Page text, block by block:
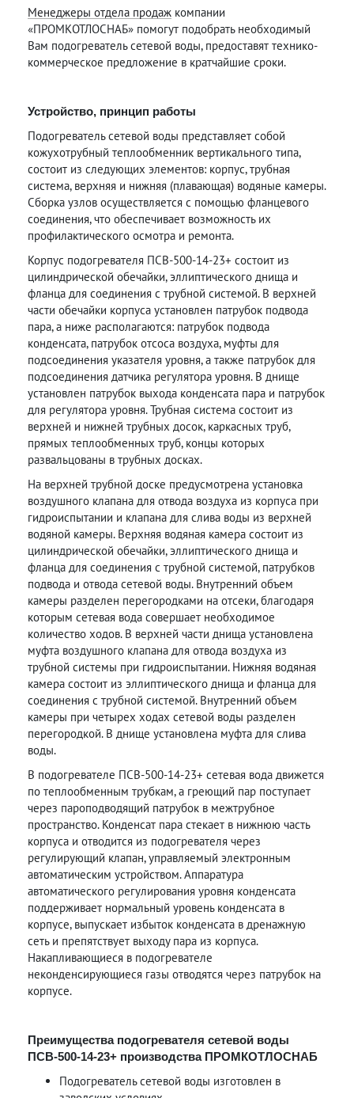
Менеджеры отдела продаж компании
«ПРОМКОТЛОСНАБ» помогут подобрать необходимый
Вам подогреватель сетевой воды, предоставят технико-
коммерческое предложение в кратчайшие сроки.
Устройство, принцип работы
Подогреватель сетевой воды представляет собой
кожухотрубный теплообменник вертикального типа,
состоит из следующих элементов: корпус, трубная
система, верхняя и нижняя (плавающая) водяные камеры.
Сборка узлов осуществляется с помощью фланцевого
соединения, что обеспечивает возможность их
профилактического осмотра и ремонта.
Корпус подогревателя ПСВ-500-14-23+ состоит из
цилиндрической обечайки, эллиптического днища и
фланца для соединения с трубной системой. В верхней
части обечайки корпуса установлен патрубок подвода
пара, а ниже располагаются: патрубок подвода
конденсата, патрубок отсоса воздуха, муфты для
подсоединения указателя уровня, а также патрубок для
подсоединения датчика регулятора уровня. В днище
установлен патрубок выхода конденсата пара и патрубок
для регулятора уровня. Трубная система состоит из
верхней и нижней трубных досок, каркасных труб,
прямых теплообменных труб, концы которых
развальцованы в трубных досках.
На верхней трубной доске предусмотрена установка
воздушного клапана для отвода воздуха из корпуса при
гидроиспытании и клапана для слива воды из верхней
водяной камеры. Верхняя водяная камера состоит из
цилиндрической обечайки, эллиптического днища и
фланца для соединения с трубной системой, патрубков
подвода и отвода сетевой воды. Внутренний объем
камеры разделен перегородками на отсеки, благодаря
которым сетевая вода совершает необходимое
количество ходов. В верхней части днища установлена
муфта воздушного клапана для отвода воздуха из
трубной системы при гидроиспытании. Нижняя водяная
камера состоит из эллиптического днища и фланца для
соединения с трубной системой. Внутренний объем
камеры при четырех ходах сетевой воды разделен
перегородкой. В днище установлена муфта для слива
воды.
В подогревателе ПСВ-500-14-23+ сетевая вода движется
по теплообменным трубкам, а греющий пар поступает
через пароподводящий патрубок в межтрубное
пространство. Конденсат пара стекает в нижнюю часть
корпуса и отводится из подогревателя через
регулирующий клапан, управляемый электронным
автоматическим устройством. Аппаратура
автоматического регулирования уровня конденсата
поддерживает нормальный уровень конденсата в
корпусе, выпускает избыток конденсата в дренажную
сеть и препятствует выходу пара из корпуса.
Накапливающиеся в подогревателе
неконденсирующиеся газы отводятся через патрубок на
корпусе.
Преимущества подогревателя сетевой воды
ПСВ-500-14-23+ производства ПРОМКОТЛОСНАБ
Подогреватель сетевой воды изготовлен в